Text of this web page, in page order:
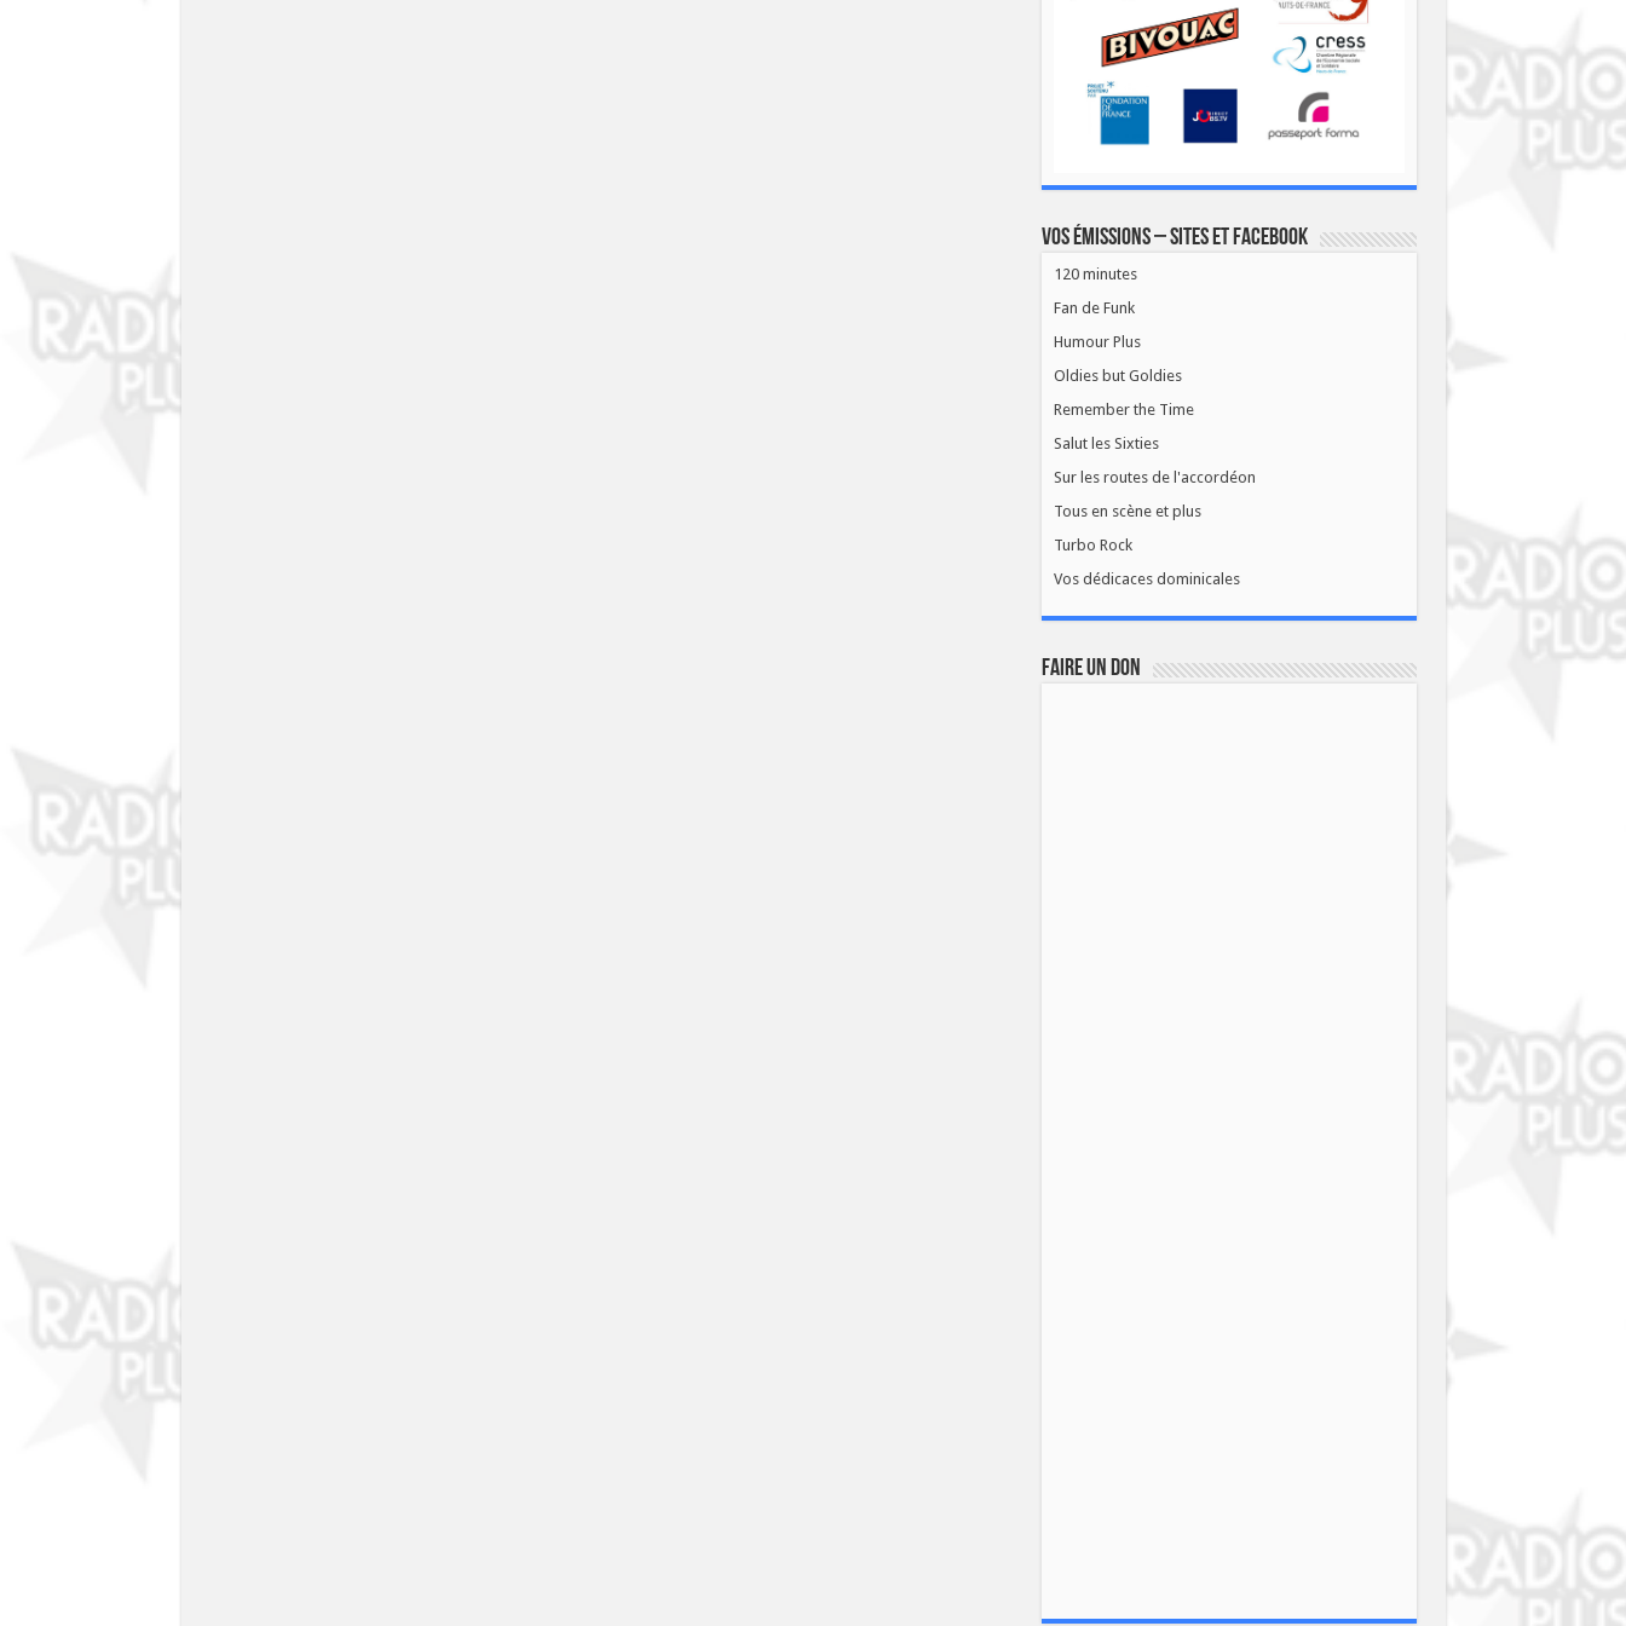
Vos émissions – Sites et Facebook
120 minutes
Fan de Funk
Humour Plus
Oldies but Goldies
Remember the Time
Salut les Sixties
Sur les routes de l'accordéon
Tous en scène et plus
Turbo Rock
Vos dédicaces dominicales
FAIRE UN DON